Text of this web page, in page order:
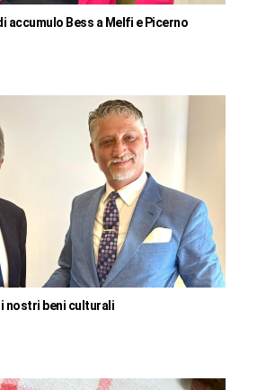
accumulo Bess a Melfi e Picerno
i nostri beni culturali